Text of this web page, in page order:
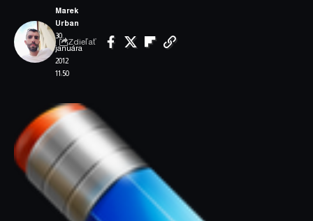
30.
januára
2012
11:50
Marek
Urban
Zdieľať